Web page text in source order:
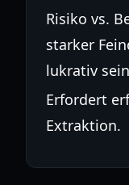
Risiko vs.
starker
lukrativ
Erfordert
Extraktion.